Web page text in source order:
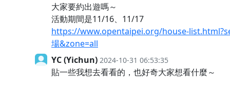
大家要約出遊嗎～
活動期間是11/16、11/17
https://www.opentaipei.org/house-
場&zone=all
YC (Yichun) 2024-10-31 06:53:35
貼一些我想去看看的，也好奇大家想看什麼～